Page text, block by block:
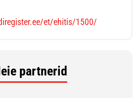
et/ehitis/1500/
partnerid